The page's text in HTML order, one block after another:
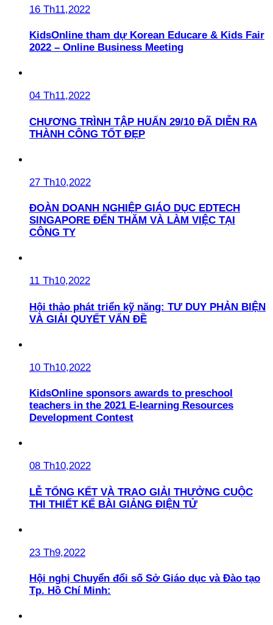
16 Th11,2022
KidsOnline tham dự Korean Educare & Kids Fair
2022 – Online Business Meeting
04 Th11,2022
CHƯƠNG TRÌNH TẬP HUẤN 29/10 ĐÃ DIỄN RA
THÀNH CÔNG TỐT ĐẸP
27 Th10,2022
ĐOÀN DOANH NGHIỆP GIÁO DỤC EDTECH
SINGAPORE ĐẾN THĂM VÀ LÀM VIỆC TẠI
CÔNG TY
11 Th10,2022
Hội thảo phát triển kỹ năng: TƯ DUY PHẢN BIỆN
VÀ GIẢI QUYẾT VẤN ĐỀ
10 Th10,2022
KidsOnline sponsors awards to preschool
teachers in the 2021 E-learning Resources
Development Contest
08 Th10,2022
LỄ TỔNG KẾT VÀ TRAO GIẢI THƯỞNG CUỘC
THI THIẾT KẾ BÀI GIẢNG ĐIỆN TỬ
23 Th9,2022
Hội nghị Chuyển đổi số Sở Giáo dục và Đào tạo
Tp. Hồ Chí Minh: